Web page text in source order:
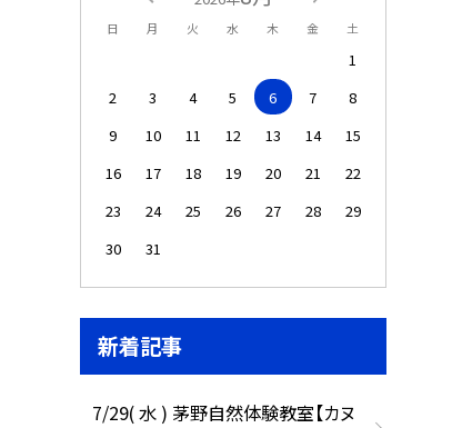
日 月 火 水 木 金 土
1
2
3 4 5 6 7
8
9
10 11 12 13 14
15
16
17 18 19 20 21
22
23
24 25 26 27 28
29
30
31
新着記事
7/29( 水 ) 茅野自然体験教室【カヌ